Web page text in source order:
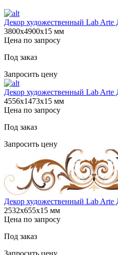
Декор художественный Lab Arte
3800х4900х15 мм
Цена по запросу
Под заказ
Запросить цену
Декор художественный Lab Arte
4556х1473х15 мм
Цена по запросу
Под заказ
Запросить цену
Декор художественный Lab Arte
2532х655х15 мм
Цена по запросу
Под заказ